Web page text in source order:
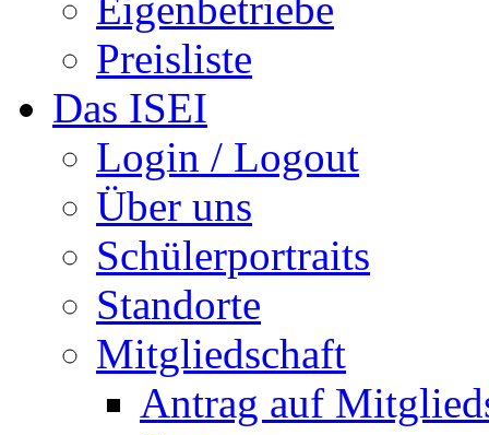
Eigenbetriebe
Preisliste
Das ISEI
Login / Logout
Über uns
Schülerportraits
Standorte
Mitgliedschaft
Antrag auf